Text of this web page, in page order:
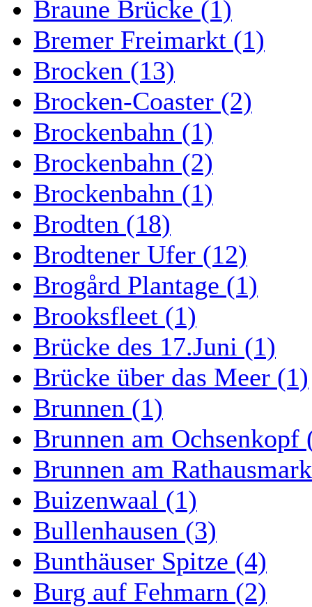
Braune Brücke (1)
Bremer Freimarkt (1)
Brocken (13)
Brocken-Coaster (2)
Brockenbahn (1)
Brockenbahn (2)
Brockenbahn (1)
Brodten (18)
Brodtener Ufer (12)
Brogård Plantage (1)
Brooksfleet (1)
Brücke des 17.Juni (1)
Brücke über das Meer (1)
Brunnen (1)
Brunnen am Ochsenkopf
Brunnen am
Buizenwaal (1)
Bullenhausen (3)
Bunthäuser Spitze (4)
Burg auf Fehmarn (2)